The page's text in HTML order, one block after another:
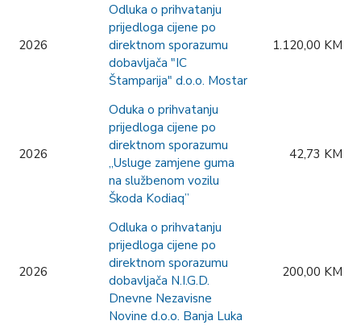
2026
Odluka o prihvatanju
prijedloga cijene po
direktnom sporazumu
dobavljača "IC
Štamparija" d.o.o. Mostar
1.120,00 KM
2026
Oduka o prihvatanju
prijedloga cijene po
direktnom sporazumu
„Usluge zamjene guma
na službenom vozilu
Škoda Kodiaq”
42,73 KM
2026
Odluka o prihvatanju
prijedloga cijene po
direktnom sporazumu
dobavljača N.I.G.D.
Dnevne Nezavisne
Novine d.o.o. Banja Luka
200,00 KM